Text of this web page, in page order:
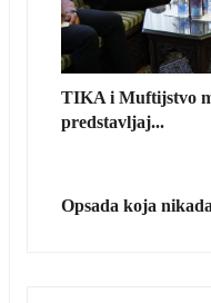
TIKA i Muftijstvo
predstavljaj...
Opsada koja